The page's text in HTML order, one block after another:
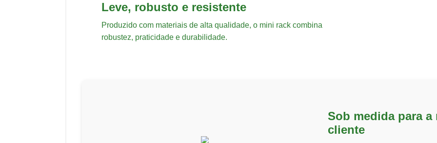
Leve, robusto e resistente
Produzido com materiais de alta qualidade, o mini rack combina
robustez, praticidade e durabilidade.
Sob medida para a
cliente